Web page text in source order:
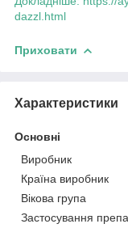
dazzl.html
Приховати
Характеристики
Основні
Виробник
Країна виробник
Вікова група
Застосування